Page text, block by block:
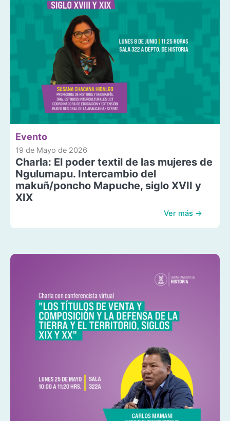
Evento
19 de Mayo de 2026
Charla: El poder textil de las mujeres de
Ngulumapu. Intercambio del
makuñ/poncho Mapuche, siglo XVII y
XIX
Ver más →